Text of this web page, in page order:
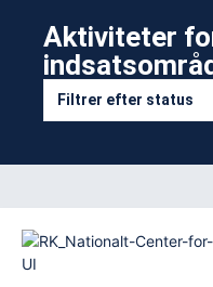
Aktiviteter
Filtrer efter status